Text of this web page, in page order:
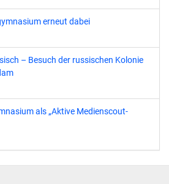
erneut dabei
– Besuch der russischen Kolonie
als „Aktive Medienscout-